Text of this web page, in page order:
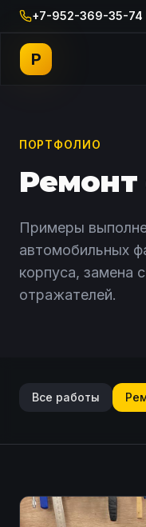
+7-952-369-35-74
P
ПОРТФОЛИО
Примеры
автомобильных
корпуса, замена
отражателей.
Все работы